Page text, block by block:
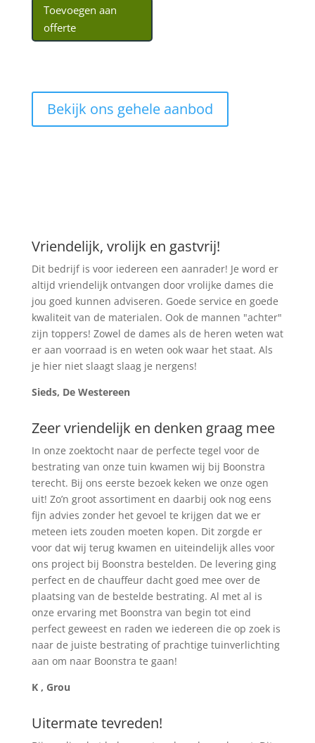
Toevoegen aan
offerte
Bekijk ons gehele aanbod
Vriendelijk, vrolijk en gastvrij!
Dit bedrijf is voor iedereen een aanrader! Je word er
altijd vriendelijk ontvangen door vrolijke dames die
jou goed kunnen adviseren. Goede service en goede
kwaliteit van de materialen. Ook de mannen "achter"
zijn toppers! Zowel de dames als de heren weten wat
er aan voorraad is en weten ook waar het staat. Als
je hier niet slaagt slaag je nergens!
Sieds, De Westereen
Zeer vriendelijk en denken graag mee
In onze zoektocht naar de perfecte tegel voor de
bestrating van onze tuin kwamen wij bij Boonstra
terecht. Bij ons eerste bezoek keken we onze ogen
uit! Zo’n groot assortiment en daarbij ook nog eens
fijn advies zonder het gevoel te krijgen dat we er
meteen iets zouden moeten kopen. Dit zorgde er
voor dat wij terug kwamen en uiteindelijk alles voor
ons project bij Boonstra bestelden. De levering ging
perfect en de chauffeur dacht goed mee over de
plaatsing van de bestelde bestrating. Al met al is
onze ervaring met Boonstra van begin tot eind
perfect geweest en raden we iedereen die op zoek is
naar de juiste bestrating of prachtige tuinverlichting
aan om naar Boonstra te gaan!
K , Grou
Uitermate tevreden!